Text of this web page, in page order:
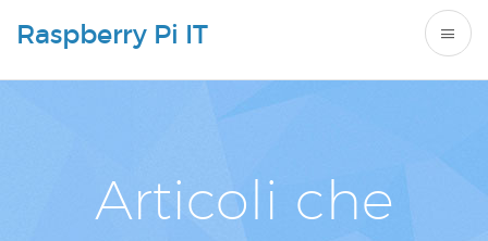
Raspberry Pi IT
Articoli che